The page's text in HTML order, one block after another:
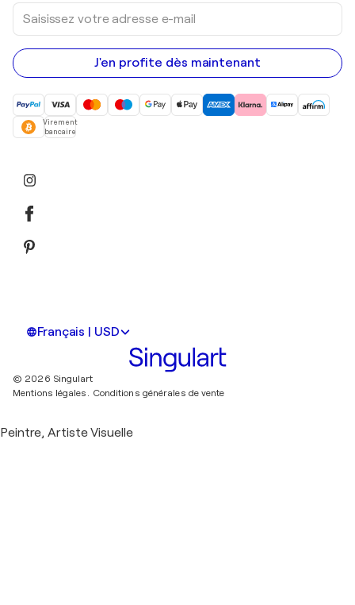
Saisissez
votre
adresse
e-
mail
J'en profite dès maintenant
Virement
bancaire
Français | USD
© 2026 Singulart
Mentions légales.
Conditions générales de vente
Peintre, Artiste Visuelle